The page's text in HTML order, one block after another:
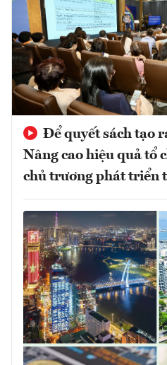
Để quyết sách tạo
Nâng cao hiệu quả tổ
chủ trương phát triển